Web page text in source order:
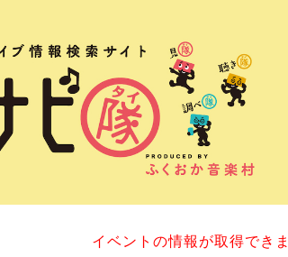
イベントの情報が取得でき